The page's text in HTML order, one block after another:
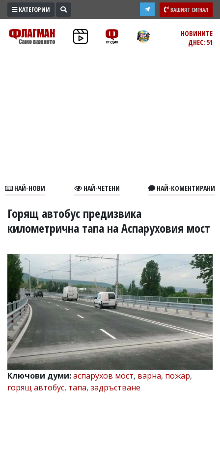
ПРОМО
ЗОНА
В
УКРАЙНА
РАЗСЛЕДВАНЕ
БИЗНЕС
ЮГ
Управители:
Веселин
Василев,
email:
v.vasilev@flagman.bg
Катя
Касабова,
еmail:k.kassabova@flagman.bg
Главен
КАТЕГОРИИ ВАШИЯТ СИГНАЛ
НОВИНИТЕ
ДНЕС: 51
НАЙ-НОВИ НАЙ-ЧЕТЕНИ НАЙ-КОМЕНТИРАНИ
Горящ автобус предизвика
километрична тапа на Аспаруховия мост
Ключови думи:аспарухов мост, варна, пожар,
горящ автобус, тапа, задръстване